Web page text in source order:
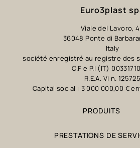
Euro3plast
Viale del Lavoro,
36048 Ponte di
Italy
société enregistré au registre des
C.F e P.I (IT)
R.E.A. Vi n. 125725
Capital social : 3 000 000,00 €
PRODUITS
PRESTATIONS DE